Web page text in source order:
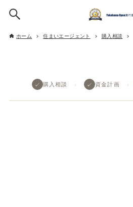
ホーム 住まいエージェント 購入相談
✓ 購入相談 › ✓ 資金計画 ›